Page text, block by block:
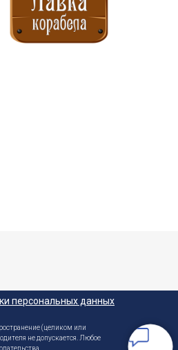
персональных данных
(целиком или
не допускается. Любое